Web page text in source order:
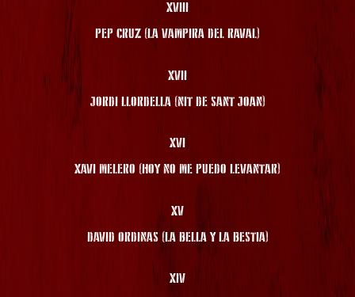
XVIII
PEP CRUZ (LA VAMPIRA DEL RAVAL)
XVII
JORDI LLORDELLA (NIT DE SANT JOAN)
XVI
XAVI MELERO (HOY NO ME PUEDO LEVANTAR)
XV
DAVID ORDINAS (LA BELLA Y LA BESTIA)
XIV